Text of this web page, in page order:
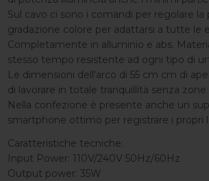
Sul cavo ci sono i comandi per regolare la
gradazione colore per adattarsi a tutte le
Completamente in alluminio e abs.
stesso tempo resistente ad ogni tipo di
Le dimensioni dell'arco di 55 cm cm di
di lavorare in totale tranquillità senza zone
Nella confezione è presente anche un
smartphone ottimo per registrare i propri
Caratteristiche tecniche:
Input Power: 110V/240V 50Hz/60Hz
Output power: 35W